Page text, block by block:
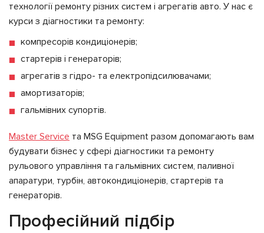
технології ремонту різних систем і агрегатів авто. У нас є
курси з діагностики та ремонту:
компресорів кондиціонерів;
стартерів і генераторів;
агрегатів з гідро- та електропідсилювачами;
амортизаторів;
гальмівних супортів.
Master Service та MSG Equipment разом допомагають вам
будувати бізнес у сфері діагностики та ремонту
рульового управління та гальмівних систем, паливної
апаратури, турбін, автокондиціонерів, стартерів та
генераторів.
Професійний підбір